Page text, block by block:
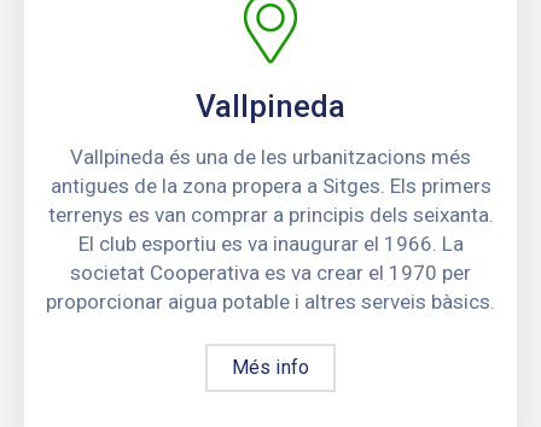
Vallpineda
Vallpineda és una de les urbanitzacions més
antigues de la zona propera a Sitges. Els primers
terrenys es van comprar a principis dels seixanta.
El club esportiu es va inaugurar el 1966. La
societat Cooperativa es va crear el 1970 per
proporcionar aigua potable i altres serveis bàsics.
Més info